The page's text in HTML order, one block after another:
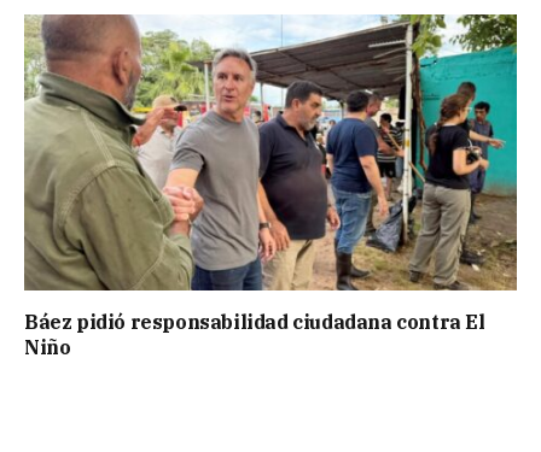
Báez pidió responsabilidad ciudadana contra El
Niño